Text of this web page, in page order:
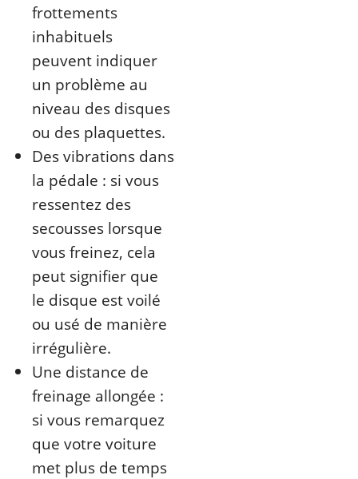
frottements
inhabituels
peuvent indiquer
un problème au
niveau des disques
ou des plaquettes.
Des vibrations dans
la pédale : si vous
ressentez des
secousses lorsque
vous freinez, cela
peut signifier que
le disque est voilé
ou usé de manière
irrégulière.
Une distance de
freinage allongée :
si vous remarquez
que votre voiture
met plus de temps